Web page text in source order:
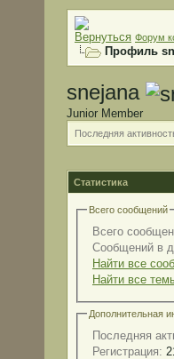
Форум
Профиль
snejana
Junior Member
Последняя
Статистика
Всего сообщений
Всего
Сообщений в
Найти все
Найти все
Дополнительная
Последняя
Регистрация: